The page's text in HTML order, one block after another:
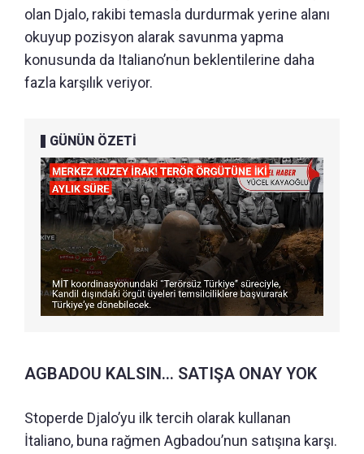
olan Djalo, rakibi temasla durdurmak yerine alanı
okuyup pozisyon alarak savunma yapma
konusunda da Italiano’nun beklentilerine daha
fazla karşılık veriyor.
GÜNÜN ÖZETİ
AGBADOU KALSIN... SATIŞA ONAY YOK
Stoperde Djalo’yu ilk tercih olarak kullanan
İtaliano, buna rağmen Agbadou’nun satışına karşı.